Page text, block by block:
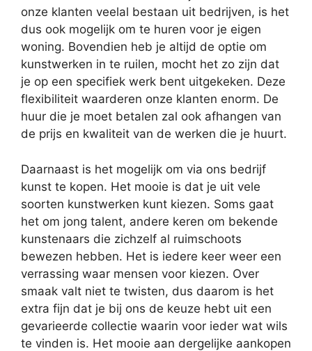
onze klanten veelal bestaan uit bedrijven, is het
dus ook mogelijk om te huren voor je eigen
woning. Bovendien heb je altijd de optie om
kunstwerken in te ruilen, mocht het zo zijn dat
je op een specifiek werk bent uitgekeken. Deze
flexibiliteit waarderen onze klanten enorm. De
huur die je moet betalen zal ook afhangen van
de prijs en kwaliteit van de werken die je huurt.
Daarnaast is het mogelijk om via ons bedrijf
kunst te kopen. Het mooie is dat je uit vele
soorten kunstwerken kunt kiezen. Soms gaat
het om jong talent, andere keren om bekende
kunstenaars die zichzelf al ruimschoots
bewezen hebben. Het is iedere keer weer een
verrassing waar mensen voor kiezen. Over
smaak valt niet te twisten, dus daarom is het
extra fijn dat je bij ons de keuze hebt uit een
gevarieerde collectie waarin voor ieder wat wils
te vinden is. Het mooie aan dergelijke aankopen